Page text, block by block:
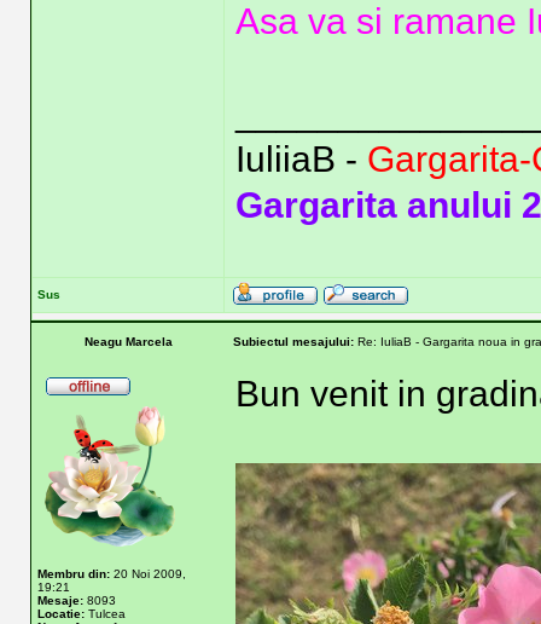
Asa va si ramane
IuliiaB -
Gargarita anului
Sus
Neagu Marcela Subiectul mesajului: Re: IuliaB - Gargarita noua in
Membru din: 20 Noi 2009,
19:21
Mesaje: 8093
Locatie: Tulcea
Bun venit in